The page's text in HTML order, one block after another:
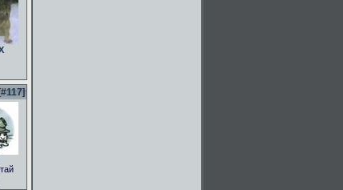
#117]